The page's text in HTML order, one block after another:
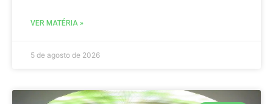
VER MATÉRIA »
5 de agosto de 2026